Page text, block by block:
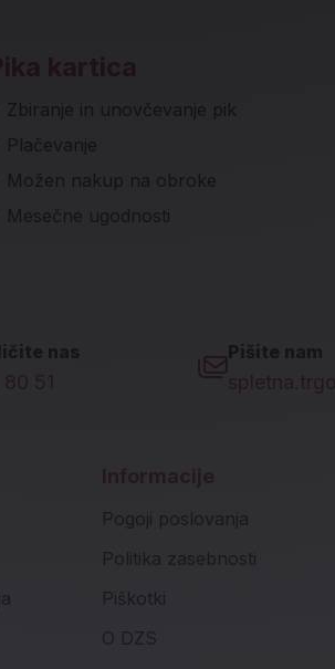
kartica
Zbiranje in unovčevanje pik
Plačevanje
Možen nakup na obroke
Mesečne ugodnosti
nas
51
Pišite nam
Informacije
Pogoji poslovanja
Politika zasebnosti
Piškotki
O DZS